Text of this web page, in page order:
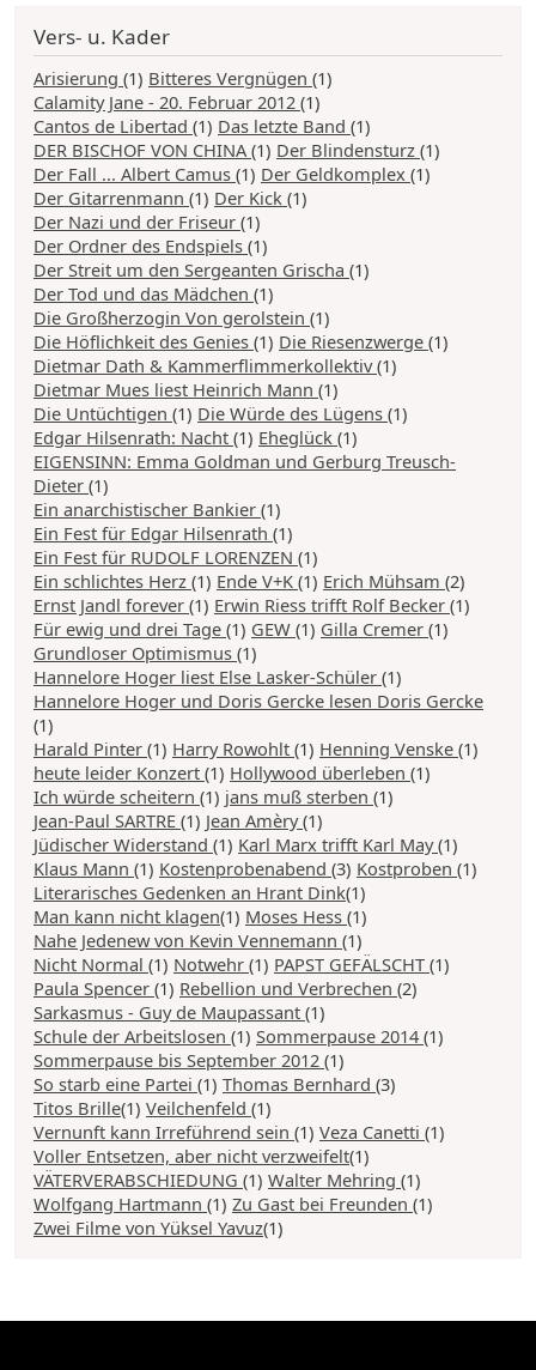
Vers- u. Kader
Arisierung (1) Bitteres Vergnügen (1)
Calamity Jane - 20. Februar 2012 (1)
Cantos de Libertad (1) Das letzte Band (1)
DER BISCHOF VON CHINA(1) Der Blindensturz (1)
Der Fall ... Albert Camus (1) Der Geldkomplex (1)
Der Gitarrenmann (1) Der Kick (1)
Der Nazi und der Friseur (1)
Der Ordner des Endspiels (1)
Der Streit um den Sergeanten Grischa (1)
Der Tod und das Mädchen (1)
Die Großherzogin Von gerolstein (1)
Die Höflichkeit des Genies (1) Die Riesenzwerge (1)
Dietmar Dath & Kammerflimmerkollektiv(1)
Dietmar Mues liest Heinrich Mann (1)
Die Untüchtigen (1) Die Würde des Lügens (1)
Edgar Hilsenrath: Nacht (1) Eheglück (1)
EIGENSINN: Emma Goldman und Gerburg Treusch-
Dieter (1)
Ein anarchistischer Bankier (1)
Ein Fest für Edgar Hilsenrath (1)
Ein Fest für RUDOLF LORENZEN (1)
Ein schlichtes Herz (1) Ende V+K (1) Erich Mühsam (2)
Ernst Jandl forever (1) Erwin Riess trifft Rolf Becker (1)
Für ewig und drei Tage (1) GEW (1) Gilla Cremer (1)
Grundloser Optimismus (1)
Hannelore Hoger liest Else Lasker-Schüler (1)
Hannelore Hoger und Doris Gercke lesen Doris Gercke
(1)
Harald Pinter (1) Harry Rowohlt (1) Henning Venske (1)
heute leider Konzert (1) Hollywood überleben (1)
Ich würde scheitern (1) jans muß sterben (1)
Jean-Paul SARTRE (1) Jean Amèry(1)
Jüdischer Widerstand (1) Karl Marx trifft Karl May(1)
Klaus Mann (1) Kostenprobenabend (3) Kostproben (1)
Literarisches Gedenken an Hrant Dink(1)
Man kann nicht klagen(1) Moses Hess (1)
Nahe Jedenew von Kevin Vennemann (1)
Nicht Normal (1) Notwehr (1) PAPST GEFÄLSCHT (1)
Paula Spencer (1) Rebellion und Verbrechen (2)
Sarkasmus - Guy de Maupassant (1)
Schule der Arbeitslosen (1) Sommerpause 2014 (1)
Sommerpause bis September 2012 (1)
So starb eine Partei (1) Thomas Bernhard (3)
Titos Brille(1) Veilchenfeld (1)
Vernunft kann Irreführend sein (1) Veza Canetti (1)
Voller Entsetzen, aber nicht verzweifelt(1)
VÄTERVERABSCHIEDUNG (1) Walter Mehring (1)
Wolfgang Hartmann (1) Zu Gast bei Freunden (1)
Zwei Filme von Yüksel Yavuz(1)